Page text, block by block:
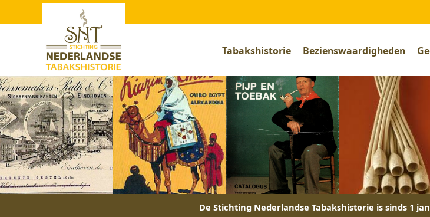
Tabakshistorie Bezienswaardigheden
De Stichting Nederlandse Tabakshistorie is sinds 1